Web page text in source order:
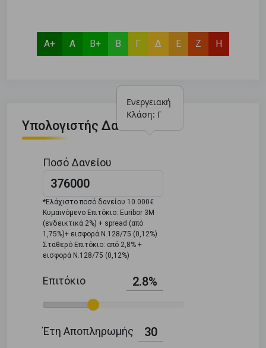
Α+ Α Β+ Β Γ
Ενεργειακή
Κλάση: Γ
Δ Ε Ζ Η
Υπολογιστής Δανείου
Ποσό Δανείου
*Ελάχιστο ποσό δανείου 10.000€
Κυμαινόμενο Επιτόκιο: Euribor 3M
(ενδεικτικά 2%) + spread (από
1,75%)+ εισφορά Ν.128/75 (0,12%)
Σταθερό Επιτόκιο: από 2,8% +
εισφορά Ν.128/75 (0,12%)
Επιτόκιο 2.8%
Έτη Αποπληρωμής 30